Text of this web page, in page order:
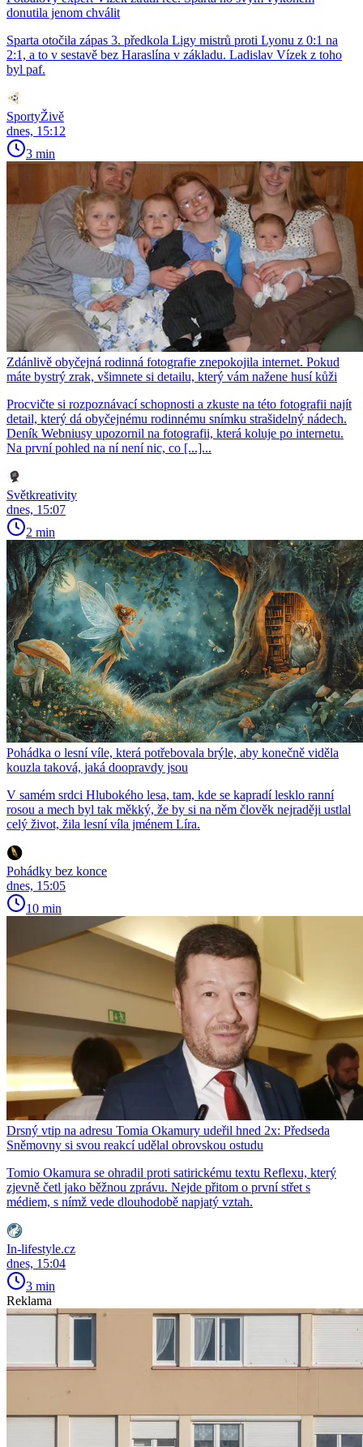
donutila jenom chválit
Sparta otočila zápas 3. předkola Ligy mistrů proti Lyonu z 0:1 na
2:1, a to v sestavě bez Haraslína v základu. Ladislav Vízek z toho
byl paf.
SportyŽivě
dnes, 15:12
3 min
Zdánlivě obyčejná rodinná fotografie znepokojila internet. Pokud
máte bystrý zrak, všimnete si detailu, který vám nažene husí kůži
Procvičte si rozpoznávací schopnosti a zkuste na této fotografii najít
detail, který dá obyčejnému rodinnému snímku strašidelný nádech.
Deník Webniusy upozornil na fotografii, která koluje po internetu.
Na první pohled na ní není nic, co [...]...
Světkreativity
dnes, 15:07
2 min
Pohádka o lesní víle, která potřebovala brýle, aby konečně viděla
kouzla taková, jaká doopravdy jsou
V samém srdci Hlubokého lesa, tam, kde se kapradí lesklo ranní
rosou a mech byl tak měkký, že by si na něm člověk nejraději ustlal
celý život, žila lesní víla jménem Líra.
Pohádky bez konce
dnes, 15:05
10 min
Drsný vtip na adresu Tomia Okamury udeřil hned 2x: Předseda
Sněmovny si svou reakcí udělal obrovskou ostudu
Tomio Okamura se ohradil proti satirickému textu Reflexu, který
zjevně četl jako běžnou zprávu. Nejde přitom o první střet s
médiem, s nímž vede dlouhodobě napjatý vztah.
In-lifestyle.cz
dnes, 15:04
3 min
Reklama